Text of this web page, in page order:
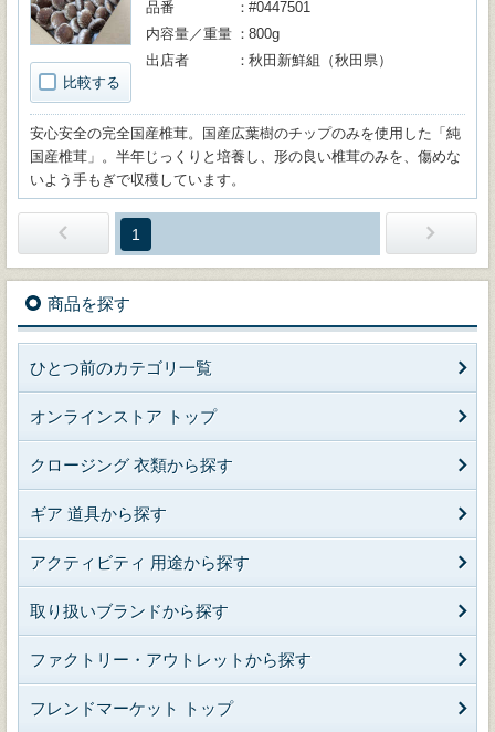
比較する
品番
#0447501
内容量／重量
800g
出店者
秋田新鮮組（秋田県）
安心安全の完全国産椎茸。国産広葉樹のチップのみを使用した「純
国産椎茸」。半年じっくりと培養し、形の良い椎茸のみを、傷めな
いよう手もぎで収穫しています。
1
商品を探す
ひとつ前のカテゴリ一覧
オンラインストア トップ
クロージング 衣類から探す
ギア 道具から探す
アクティビティ 用途から探す
取り扱いブランドから探す
ファクトリー・アウトレットから探す
フレンドマーケット トップ